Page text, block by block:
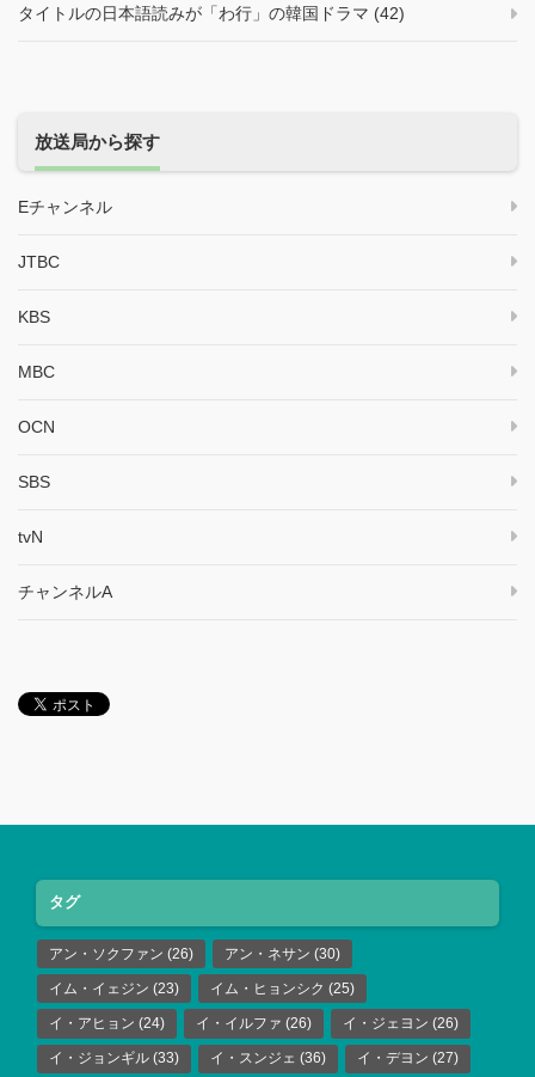
タイトルの日本語読みが「わ行」の韓国ドラマ (42)
放送局から探す
Eチャンネル
JTBC
KBS
MBC
OCN
SBS
tvN
チャンネルA
タグ
アン・ソクファン (26) アン・ネサン (30)
イム・イェジン (23) イム・ヒョンシク (25)
イ・アヒョン (24) イ・イルファ (26) イ・ジェヨン (26)
イ・ジョンギル (33) イ・スンジェ (36) イ・デヨン (27)